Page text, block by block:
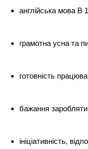
англійська мова В
грамотна усна та
готовність
бажання
ініціативність,